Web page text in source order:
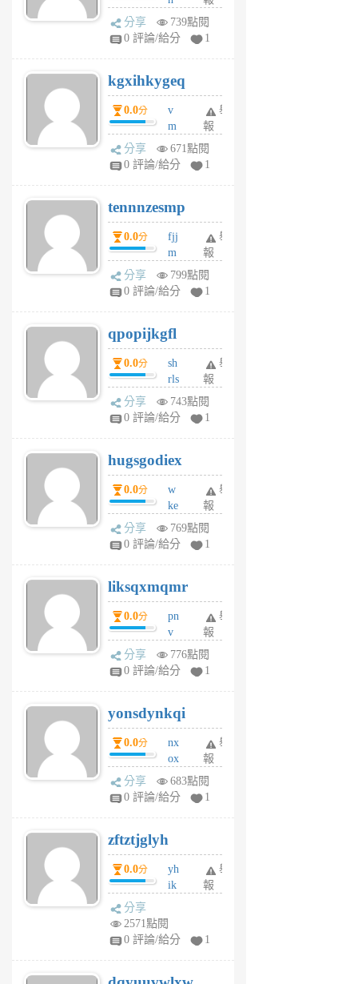
wi
w
6
個
月
前
分享
739點閱
0 評論/給分
1
kgxihkygeq
0.0分
v
m
sg
sr
6
個
月
前
舉
報
分享
671點閱
0 評論/給分
1
tennnzesmp
0.0分
fjj
m
w
rs
6
個
月
前
舉
報
分享
799點閱
0 評論/給分
1
qpopijkgfl
0.0分
sh
rls
k
m
6
個
月
前
舉
報
分享
743點閱
0 評論/給分
1
hugsgodiex
0.0分
w
ke
rv
pj
6
個
月
前
舉
報
分享
769點閱
0 評論/給分
1
liksqxmqmr
0.0分
pn
v
wt
sv
6
個
月
前
舉
報
分享
776點閱
0 評論/給分
1
yonsdynkqi
0.0分
nx
ox
rh
pe
月
前
舉
報
分享
683點閱
0 評論/給分
1
zftztjglyh
0.0分
yh
ik
tu
6
舉
報
分享
2571點閱
0 評論/給分
1